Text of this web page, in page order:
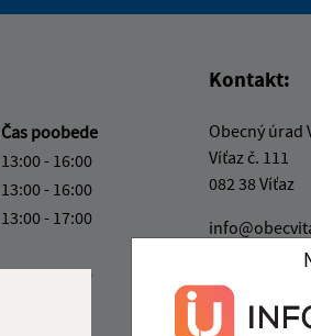
Čas poobede
13:00 - 16:00
13:00 - 16:00
13:00 - 17:00
13:00 - 16:00
Kontakt:
Obecný úrad
Víťaz č. 111
082 38 Víťaz
+421 51 7911
IČO: 00327981